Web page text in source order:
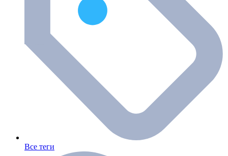
Все теги